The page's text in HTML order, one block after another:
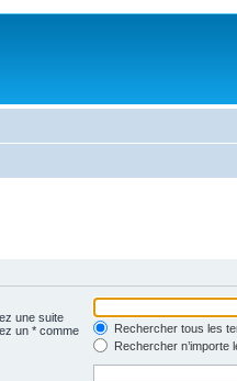
une suite
un * comme
Rechercher tous les
Rechercher n’importe